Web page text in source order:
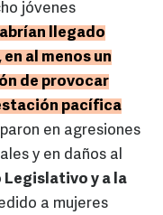
jóvenes
llegado
al menos un
de provocar
pacífica
en agresiones
y en daños al
Legislativo y a la
a mujeres